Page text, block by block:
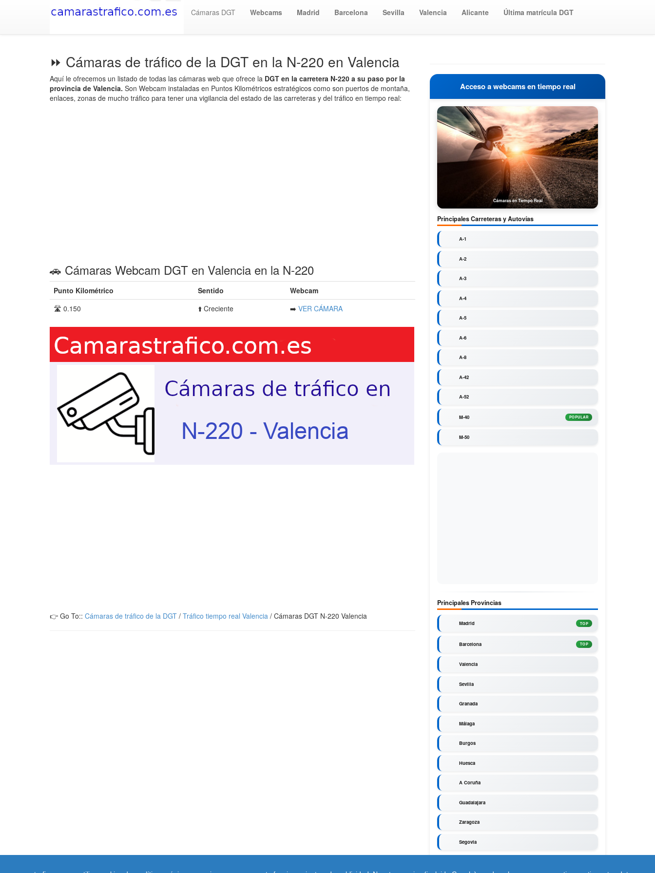
Cámaras DGT Webcams Madrid Barcelona Sevilla Valencia Alicante Última matrícula DGT
⏩ Cámaras de tráfico de la DGT en la N-220 en Valencia
Aquí le ofrecemos un listado de todas las cámaras web que ofrece la DGT en la carretera N-220 a su paso por la
provincia de Valencia. Son Webcam instaladas en Puntos Kilométricos estratégicos como son puertos de montaña,
enlaces, zonas de mucho tráfico para tener una vigilancia del estado de las carreteras y del tráfico en tiempo real:
🚗 Cámaras Webcam DGT en Valencia en la N-220
Punto Kilométrico Sentido
Webcam
🛣️ 0.150
⬆️ Creciente ➡️ VER CÁMARA
👉 Go To:: Cámaras de tráfico de la DGT / Tráfico tiempo real Valencia / Cámaras DGT N-220 Valencia
Acceso a webcams en tiempo real
Cámaras en Tiempo Real
Principales Carreteras y Autovías
A-1
A-2
A-3
A-4
A-5
A-6
A-8
A-42
A-52
M-40 POPULAR
M-50
Principales Provincias
Madrid TOP
Barcelona TOP
Valencia
Sevilla
Granada
Málaga
Burgos
Huesca
A Coruña
Guadalajara
Zaragoza
Segovia